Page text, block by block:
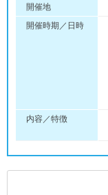
開催地
開催時期／日時
内容／特徴